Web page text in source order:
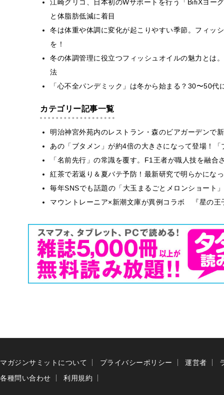
江崎グリコ、日本初のWサポートを行う「BifiXヨー
と体脂肪低減に着目
冬は体重や体調に変化が起こりやすい季節。フィッ
を！
冬の体調管理に役立つフィッシュオイルの魅力とは
法
「心不全パンデミック」は冬から始まる？30〜50代
カテゴリー記事一覧
明治神宮外苑内のレストラン・森のビアガーデンで
あの「ブタメン」が約4倍の大きさになって登場！
「名前先行」の常識を覆す。F1王者が職人技を融
紅茶で若返り＆夏バテ予防！最新研究で明らかにな
毎年SNSでも話題の「大玉まるごとメロンショート
マウントレーニア×新潮文庫が異例コラボ 『星の
マガジンサミットについて プライバシーポリシー 運営者
各種問い合わせ
利用規約